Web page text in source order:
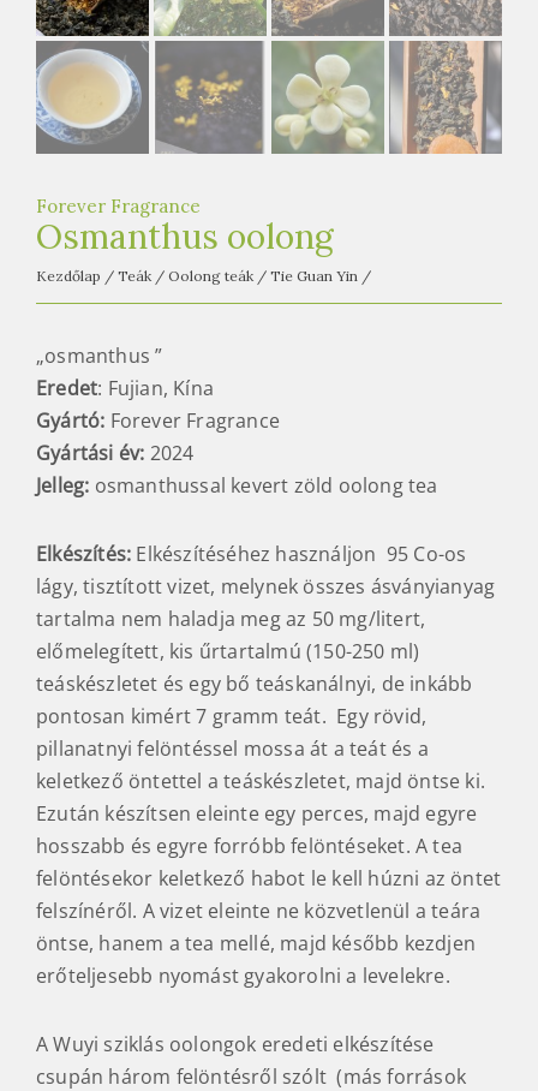
t
e
a
h
z
Forever Fragrance
Osmanthus oolong
Kezdőlap/Teák/Oolong teák/Tie Guan Yin/
„osmanthus ”
Eredet: Fujian, Kína
Gyártó:Forever Fragrance
Gyártási év:2024
Elkészítés:Elkészítéséhez használjon 95 Co-os
lágy, tisztított vizet, melynek összes ásványianyag
tartalma nem haladja meg az 50 mg/litert,
előmelegített, kis űrtartalmú (150-250 ml)
teáskészletet és egy bő teáskanálnyi, de inkább
pontosan kimért 7 gramm teát. Egy rövid,
pillanatnyi felöntéssel mossa át a teát és a
keletkező öntettel a teáskészletet, majd öntse ki.
Ezután készítsen eleinte egy perces, majd egyre
hosszabb és egyre forróbb felöntéseket. A tea
felöntésekor keletkező habot le kell húzni az öntet
felszínéről. A vizet eleinte ne közvetlenül a teára
öntse, hanem a tea mellé, majd később kezdjen
A Wuyi sziklás oolongok eredeti elkészítése